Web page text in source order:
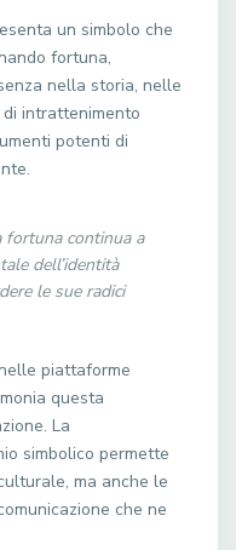
un simbolo che
fortuna,
nella storia, nelle
intrattenimento
potenti di
fortuna continua a
dell’identità
le sue radici
piattaforme
questa
La
simbolico permette
ma anche le
che ne